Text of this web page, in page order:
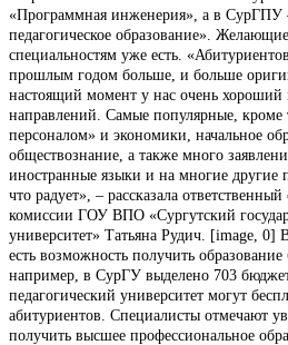
«Программная инженерия», а в СурГПУ
педагогическое образование».
специальностям уже есть.
прошлым годом больше, и больше
настоящий момент у нас очень хороший
направлений. Самые популярные,
персоналом» и экономики, начальное
обществознание, а также много
иностранные языки и на многие другие
что радует», – рассказала
комиссии ГОУ ВПО «Сургутский
университет» Татьяна Рудич. [image, 0]
есть возможность получить образование
например, в СурГУ выделено 703
педагогический университет могут
абитуриентов. Специалисты отмечают
получить высшее профессиональное